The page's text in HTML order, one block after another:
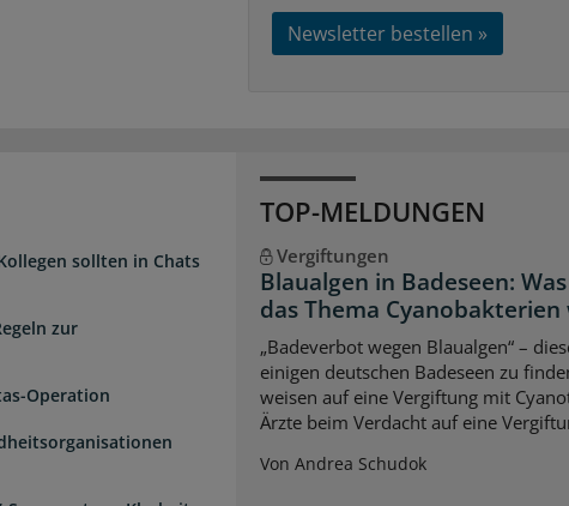
Newsletter bestellen »
sollten in Chats
zur
Operation
TOP-MELDUNGEN
Vergiftungen
Blaualgen in Badeseen:
das Thema
„Badeverbot wegen Blaualgen“ –
einigen deutschen Badeseen zu
weisen auf eine Vergiftung mit
Ärzte beim Verdacht auf eine
Von Andrea Schudok